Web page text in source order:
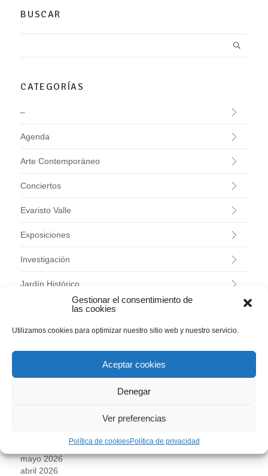
Gestionar el consentimiento de
las cookies
Utilizamos cookies para optimizar nuestro sitio web y nuestro servicio.
Aceptar cookies
Denegar
Ver preferencias
Política de cookiesPolítica de privacidad
BUSCAR
CATEGORÍAS
–
Agenda
Arte Contemporáneo
Conciertos
Evaristo Valle
Exposiciones
Investigación
Jardín Histórico
Programas educativos
Talleres
mayo 2026
abril 2026